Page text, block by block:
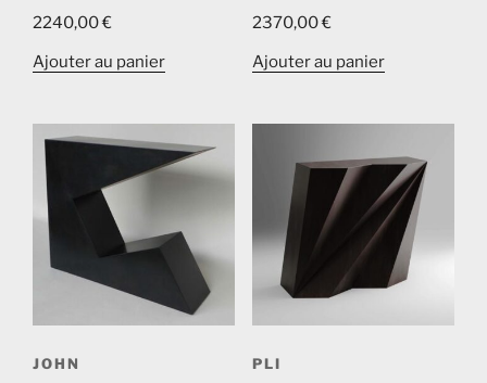
2240,00€
Ajouter au panier
2370,00€
Ajouter au panier
JOHN PLI